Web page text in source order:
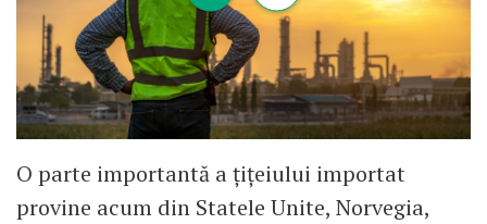
O parte importantă a țițeiului importat
provine acum din Statele Unite, Norvegia,